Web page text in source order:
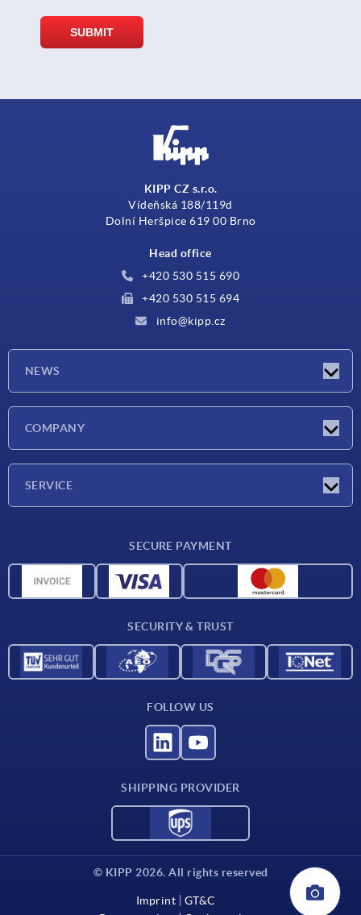
KIPP CZ s.r.o.
Vídeňská 188/119d
Dolní Heršpice 619 00 Brno
Head office
+420 530 515 690
+420 530 515 694
info@kipp.cz
NEWS
COMPANY
SERVICE
CAD data
SECURE PAYMENT
SECURITY & TRUST
FOLLOW US
SHIPPING PROVIDER
© KIPP 2026. All rights reserved
Imprint
GT&C